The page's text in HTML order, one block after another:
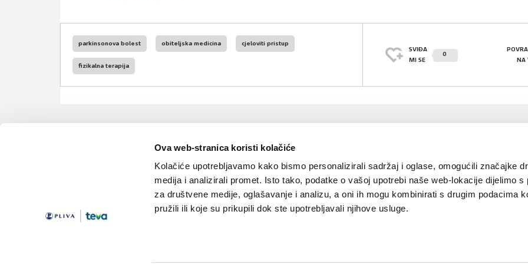
Ova web-stranica koristi kolačiće
Kolačiće upotrebljavamo kako bismo personalizirali sadržaj i oglase, omogućili značajke
medija i analizirali promet. Isto tako, podatke o vašoj upotrebi naše web-lokacije dijelimo s
za društvene medije, oglašavanje i analizu, a oni ih mogu kombinirati s drugim podacima
pružili ili koje su prikupili dok ste upotrebljavali njihove usluge.
parkinsonova bolest obiteljska medicina cjeloviti pristup
fizikalna terapija
SVIĐA
MI SE
0
NA
Važne pravne